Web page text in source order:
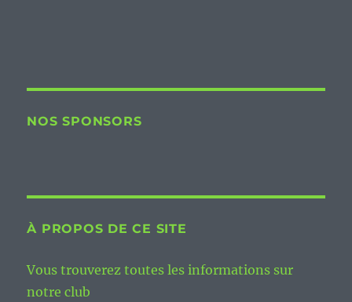
NOS SPONSORS
À PROPOS DE CE SITE
Vous trouverez toutes les informations sur
notre club